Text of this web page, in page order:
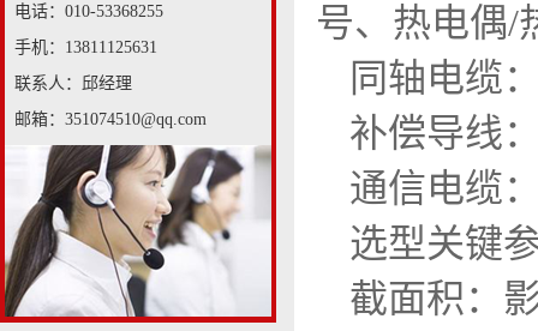
电话：010-53368255
手机：13811125631
联系人：邱经理
邮箱：351074510@qq.com
号、热电偶/
同轴电缆
补偿导线
通信电缆
选型关键
截面积：